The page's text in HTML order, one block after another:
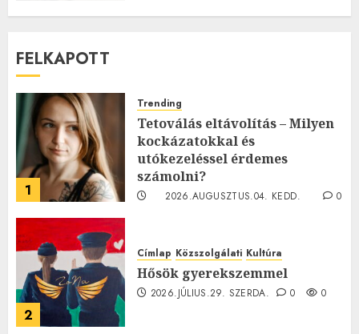
FELKAPOTT
1
Trending
Tetoválás eltávolítás – Milyen
kockázatokkal és
utókezeléssel érdemes
számolni?
2026.AUGUSZTUS.04. KEDD.
0
2
Címlap Közszolgálati Kultúra
Hősök gyerekszemmel
2026.JÚLIUS.29. SZERDA. 0 0